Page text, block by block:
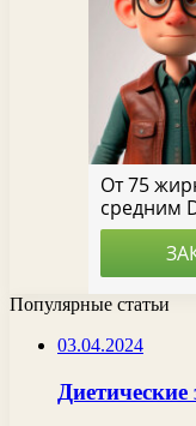
Популярные статьи
03.04.2024